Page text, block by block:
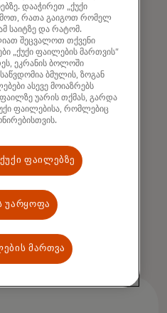
ანიჭებს თქვენს
და წარმატებას.
დააჭირეთ „ქუქი
რათა გაიგოთ რომელ
საიტზე და რატომ.
შეცვალოთ თქვენი
„ქუქი ფაილების მართვის“
ეკრანის ბოლოში
ბმულის, ზოგან
ასევე მოიაზრებს
უარის თქმას, გარდა
ფაილებისა, რომლებიც
ფაილებზე
უარყოფა
მართვა